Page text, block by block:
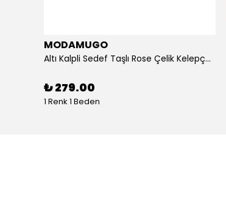
MODAMUGO
Altı Kalpli Sedef Taşlı Rose Çelik Kelepçe Bileklik
₺ 279.00
1 Renk 1 Beden